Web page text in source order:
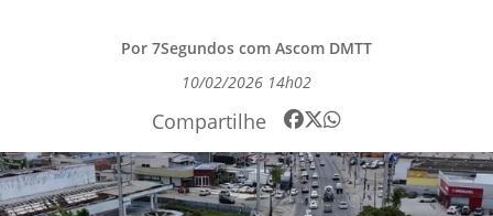
Por 7Segundos com Ascom DMTT
10/02/2026 14h02
Compartilhe